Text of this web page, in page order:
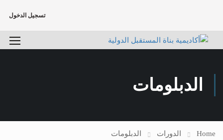
تسجيل الدخول
الدبلومات
Home الدورات الدبلومات